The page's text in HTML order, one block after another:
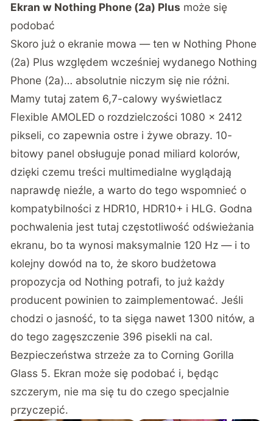
Ekran w Nothing Phone (2a) Plus może się
podobać
Skoro już o ekranie mowa — ten w Nothing Phone
(2a) Plus względem wcześniej wydanego Nothing
Phone (2a)… absolutnie niczym się nie różni.
Mamy tutaj zatem 6,7-calowy wyświetlacz
Flexible AMOLED o rozdzielczości 1080 × 2412
pikseli, co zapewnia ostre i żywe obrazy. 10-
bitowy panel obsługuje ponad miliard kolorów,
dzięki czemu treści multimedialne wyglądają
naprawdę nieźle, a warto do tego wspomnieć o
kompatybilności z HDR10, HDR10+ i HLG. Godna
pochwalenia jest tutaj częstotliwość odświeżania
ekranu, bo ta wynosi maksymalnie 120 Hz — i to
kolejny dowód na to, że skoro budżetowa
propozycja od Nothing potrafi, to już każdy
producent powinien to zaimplementować. Jeśli
chodzi o jasność, to ta sięga nawet 1300 nitów, a
do tego zagęszczenie 396 pisekli na cal.
Bezpieczeństwa strzeże za to Corning Gorilla
Glass 5. Ekran może się podobać i, będąc
szczerym, nie ma się tu do czego specjalnie
przyczepić.